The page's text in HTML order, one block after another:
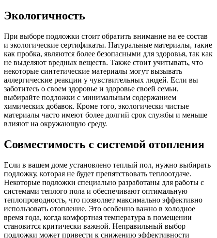
Экологичность
При выборе подложки стоит обратить внимание на ее состав
и экологические сертификаты. Натуральные материалы, такие
как пробка, являются более безопасными для здоровья, так как
не выделяют вредных веществ. Также стоит учитывать, что
некоторые синтетические материалы могут вызывать
аллергические реакции у чувствительных людей. Если вы
заботитесь о своем здоровье и здоровье своей семьи,
выбирайте подложки с минимальным содержанием
химических добавок. Кроме того, экологически чистые
материалы часто имеют более долгий срок службы и меньше
влияют на окружающую среду.
Совместимость с системой отопления
Если в вашем доме установлено теплый пол, нужно выбирать
подложку, которая не будет препятствовать теплоотдаче.
Некоторые подложки специально разработаны для работы с
системами теплого пола и обеспечивают оптимальную
теплопроводность, что позволяет максимально эффективно
использовать отопление. Это особенно важно в холодное
время года, когда комфортная температура в помещении
становится критически важной. Неправильный выбор
подложки может привести к снижению эффективности